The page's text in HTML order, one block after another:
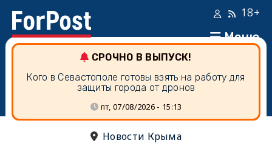
Меню
18+
СРОЧНО В ВЫПУСК!
Кого в Севастополе готовы взять на работу для
защиты города от дронов
пт, 07/08/2026 - 15:13
Новости Крыма